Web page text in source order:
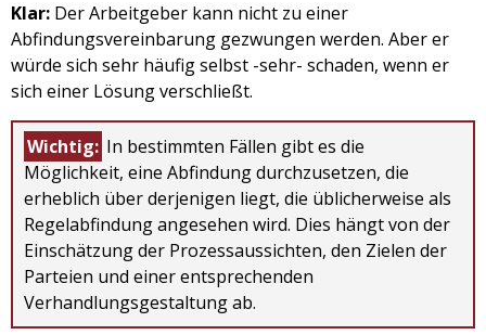
Klar: Der Arbeitgeber kann nicht zu einer
Abfindungsvereinbarung gezwungen werden. Aber er
würde sich sehr häufig selbst -sehr- schaden, wenn er
sich einer Lösung verschließt.
Wichtig: In bestimmten Fällen gibt es die
Möglichkeit, eine Abfindung durchzusetzen, die
erheblich über derjenigen liegt, die üblicherweise als
Regelabfindung angesehen wird. Dies hängt von der
Einschätzung der Prozessaussichten, den Zielen der
Parteien und einer entsprechenden
Verhandlungsgestaltung ab.